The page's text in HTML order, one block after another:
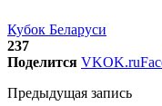
Кубок Беларуси
237
Поделится VKOK.ru
Предыдущая запись